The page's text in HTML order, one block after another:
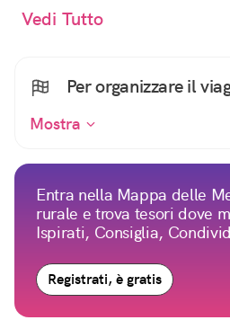
Vedi Tutto
Per organizzare il
Mostra
Entra nella Mappa delle
rurale e trova tesori dove
Ispirati, Consiglia,
Registrati, è gratis